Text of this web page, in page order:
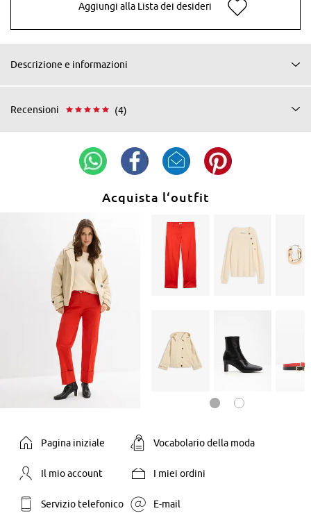
Aggiungi alla Lista dei desideri
Descrizione e informazioni
Recensioni (4)
Acquista l‘outfit
Pagina iniziale Vocabolario della moda
Il mio account I miei ordini
Servizio telefonico E-mail